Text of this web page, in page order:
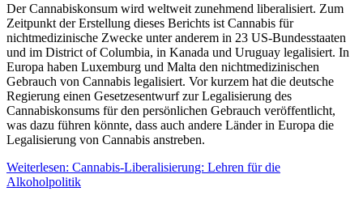
Der Cannabiskonsum wird weltweit zunehmend liberalisiert. Zum
Zeitpunkt der Erstellung dieses Berichts ist Cannabis für
nichtmedizinische Zwecke unter anderem in 23 US-Bundesstaaten
und im District of Columbia, in Kanada und Uruguay legalisiert. In
Europa haben Luxemburg und Malta den nichtmedizinischen
Gebrauch von Cannabis legalisiert. Vor kurzem hat die deutsche
Regierung einen Gesetzesentwurf zur Legalisierung des
Cannabiskonsums für den persönlichen Gebrauch veröffentlicht,
was dazu führen könnte, dass auch andere Länder in Europa die
Legalisierung von Cannabis anstreben.
Weiterlesen: Cannabis-Liberalisierung: Lehren für die
Alkoholpolitik